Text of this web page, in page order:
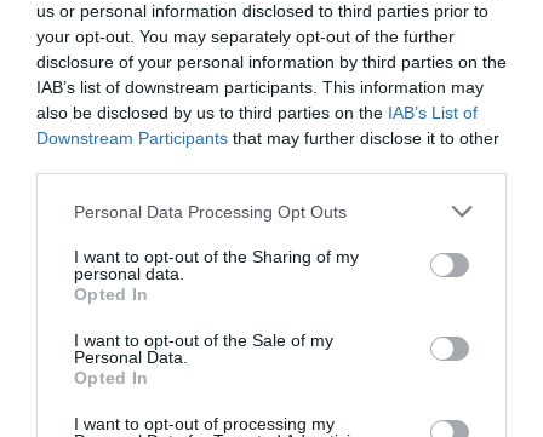
us or personal information disclosed to third parties prior to
your opt-out. You may separately opt-out of the further
disclosure of your personal information by third parties on the
IAB’s list of downstream participants. This information may
also be disclosed by us to third parties on the IAB’s List of
Downstream Participants that may further disclose it to other
Please note that this website/app uses one or more Google
not limited to your visit or usage behaviour. You may click to
grant or deny consent to Google and its third-party tags to
use your data for below specified purposes in below Google
consent section.
Personal Data Processing Opt Outs
I want to opt-out of the Sharing of my
personal data.
Opted In
I want to opt-out of the Sale of my
Personal Data.
Opted In
I want to opt-out of processing my
Αποθήκευσε το όνομά μου, email, και τον ιστότοπο μου σε
αυτόν τον πλοηγό για την επόμενη φορά που θα σχολιάσω.